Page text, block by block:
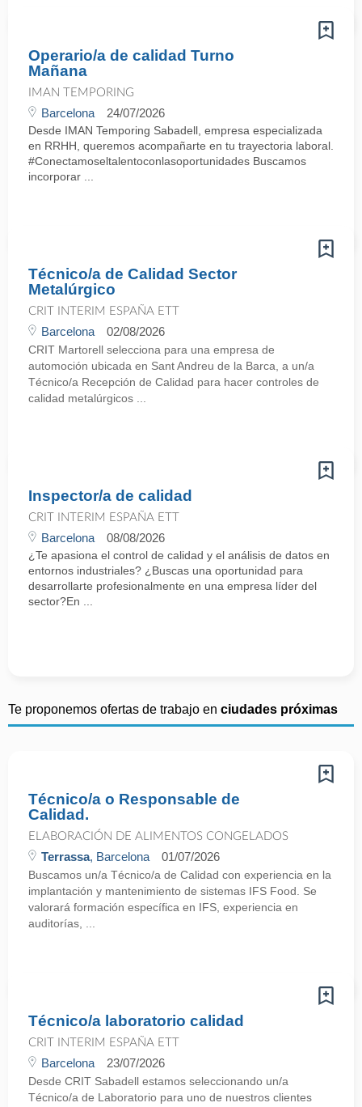
Operario/a de calidad Turno
Mañana
IMAN TEMPORING
Barcelona 24/07/2026
Desde IMAN Temporing Sabadell, empresa especializada
en RRHH, queremos acompañarte en tu trayectoria laboral.
#Conectamoseltalentoconlasoportunidades Buscamos
incorporar ...
Técnico/a de Calidad Sector
Metalúrgico
CRIT INTERIM ESPAÑA ETT
Barcelona 02/08/2026
CRIT Martorell selecciona para una empresa de
automoción ubicada en Sant Andreu de la Barca, a un/a
Técnico/a Recepción de Calidad para hacer controles de
calidad metalúrgicos ...
Inspector/a de calidad
CRIT INTERIM ESPAÑA ETT
Barcelona 08/08/2026
¿Te apasiona el control de calidad y el análisis de datos en
entornos industriales? ¿Buscas una oportunidad para
desarrollarte profesionalmente en una empresa líder del
sector?En ...
Te proponemos ofertas de trabajo en ciudades próximas
Técnico/a o Responsable de
Calidad.
ELABORACIÓN DE ALIMENTOS CONGELADOS
Terrassa, Barcelona 01/07/2026
Buscamos un/a Técnico/a de Calidad con experiencia en la
implantación y mantenimiento de sistemas IFS Food. Se
valorará formación específica en IFS, experiencia en
auditorías, ...
Técnico/a laboratorio calidad
CRIT INTERIM ESPAÑA ETT
Barcelona 23/07/2026
Desde CRIT Sabadell estamos seleccionando un/a
Técnico/a de Laboratorio para uno de nuestros clientes